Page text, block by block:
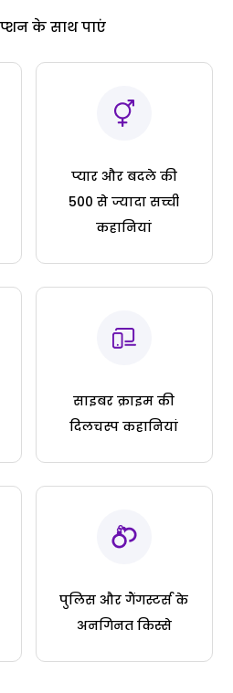
के साथ पाएं
प्यार और बदले की
500 से ज्यादा सच्ची
कहानियां
साइबर क्राइम की
दिलचस्प कहानियां
पुलिस और गैंगस्टर्स के
अनगिनत किस्से